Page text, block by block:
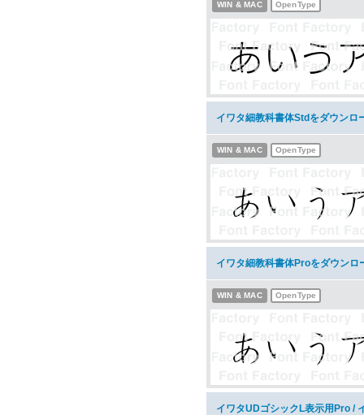
WIN & MAC OpenType
イワタ細教科書体Stdをダウンロ
WIN & MAC OpenType
イワタ細教科書体Proをダウンロ
WIN & MAC OpenType
イワタUDゴシックL表示用Pro /